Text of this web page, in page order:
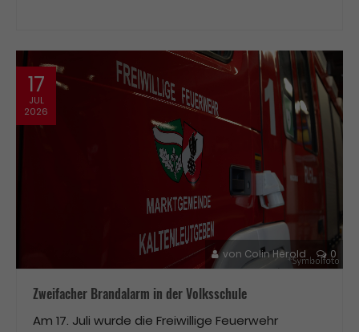
17
JUL
2026
von Colin Herold 0
Zweifacher Brandalarm in der Volksschule
Am 17. Juli wurde die Freiwillige Feuerwehr